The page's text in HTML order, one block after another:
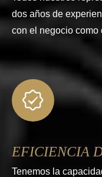
dos años de
con el negocio como
EFICIENCIA
Tenemos la